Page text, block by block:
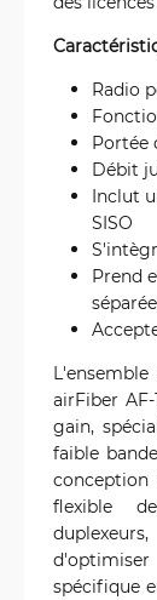
Radio
Portée
Débit
Inclut
SISO
Prend
airFiber
gain,
faible
flexible
spécifique